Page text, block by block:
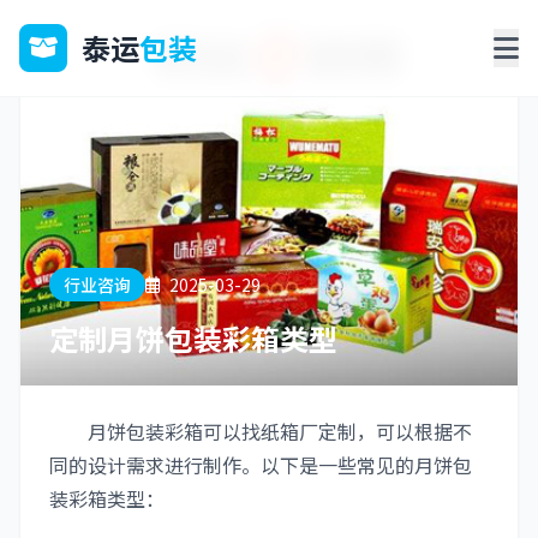
泰运包装
行业咨询 2025-03-29
定制月饼包装彩箱类型
月饼包装彩箱可以找纸箱厂定制，可以根据不
同的设计需求进行制作。以下是一些常见的月饼包
装彩箱类型：